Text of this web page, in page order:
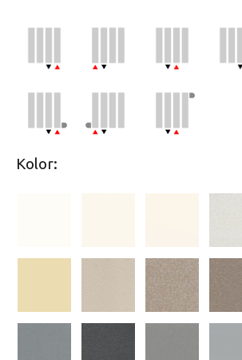
Kolor: